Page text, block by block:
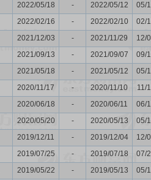
2022/05/18 - 2022/05/12 05/
2022/02/16 - 2022/02/10 02/
2021/12/03 - 2021/11/29 12/
2021/09/13 - 2021/09/07 09/
2021/05/18 - 2021/05/12 05/
2020/11/17 - 2020/11/10 11/
2020/06/18 - 2020/06/11 06/
2020/05/20 - 2020/05/13 05/
2019/12/11 - 2019/12/04 12/
2019/07/25 - 2019/07/18 07/
2019/05/22 - 2019/05/13 05/